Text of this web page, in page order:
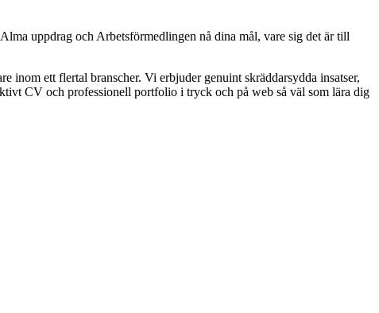
uppdrag och Arbetsförmedlingen nå dina mål, vare sig det är till
inom ett flertal branscher. Vi erbjuder genuint skräddarsydda insatser,
CV och professionell portfolio i tryck och på web så väl som lära dig